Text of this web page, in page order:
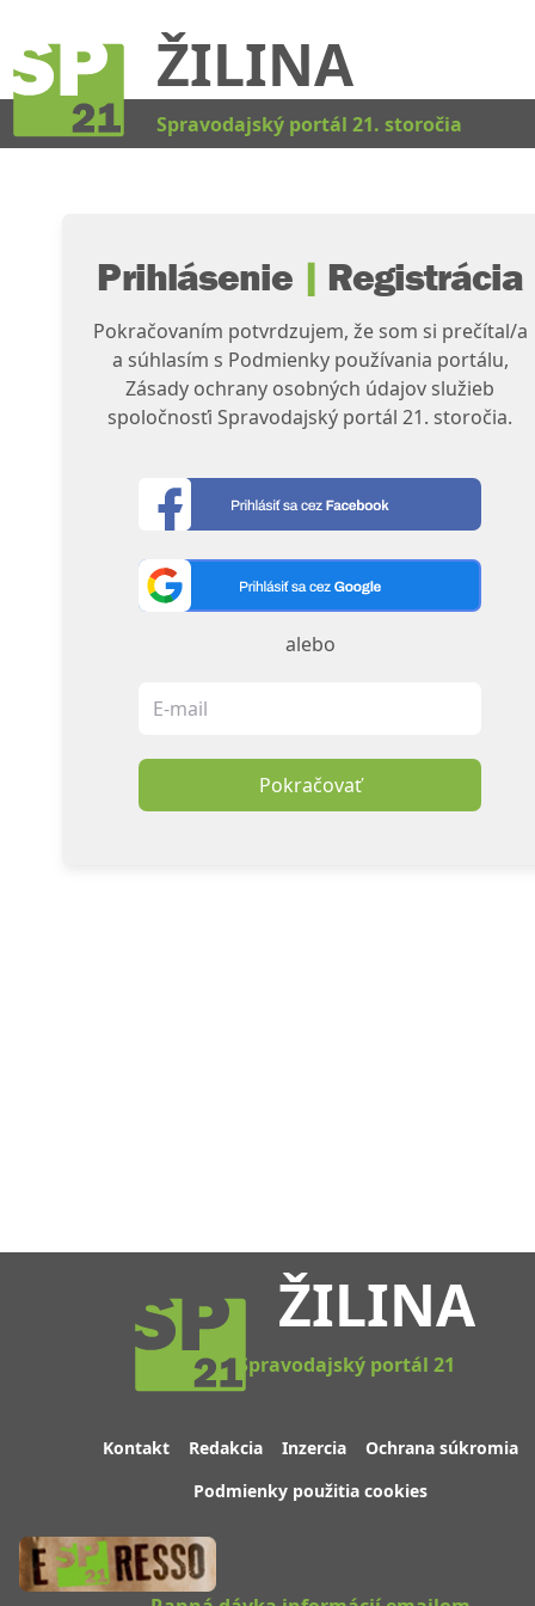
ŽILINA
Spravodajský portál 21. storočia
Prihlásenie | Registrácia
Pokračovaním potvrdzujem, že som si prečítal/a
a súhlasím s Podmienky používania portálu,
Zásady ochrany osobných údajov služieb
spoločnosťi Spravodajský portál 21. storočia.
alebo
Pokračovať
ŽILINA
Spravodajský portál 21
Kontakt Redakcia Inzercia
Ochrana súkromia
Podmienky použitia cookies